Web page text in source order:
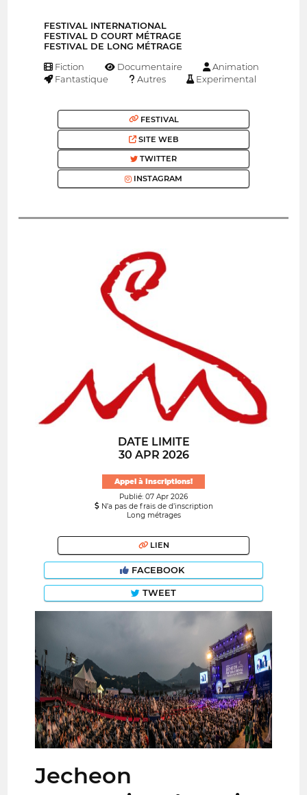
FESTIVAL INTERNATIONAL
FESTIVAL D COURT MÉTRAGE
FESTIVAL DE LONG MÉTRAGE
Fiction Documentaire
Animation
Fantastique
Autres Experimental
FESTIVAL
SITE WEB
TWITTER
INSTAGRAM
DATE LIMITE
30 APR 2026
Appel à Inscriptions!
Publié: 07 Apr 2026
N’a pas de frais de d’inscription
Long métrages
LIEN
FACEBOOK
TWEET
Jecheon